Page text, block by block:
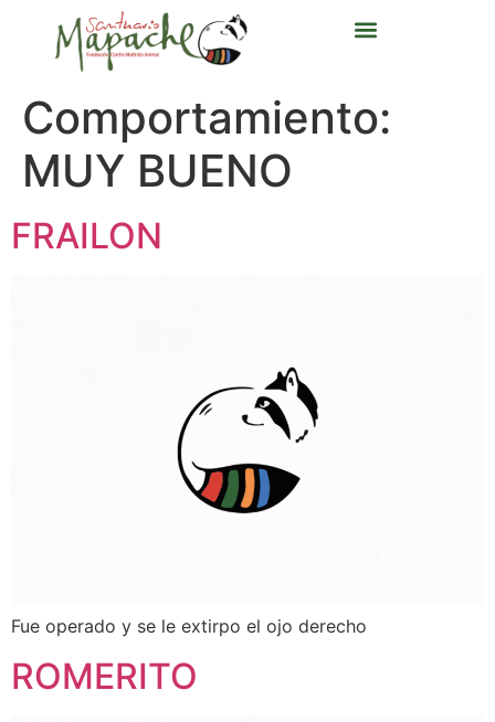
Comportamiento:
MUY BUENO
FRAILON
Fue operado y se le extirpo el ojo derecho
ROMERITO